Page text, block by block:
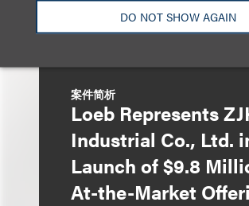
DO NOT SHOW AGAIN
案件简析
Loeb Represents
Industrial Co., Ltd.
Launch of $9.8
At-the-Market